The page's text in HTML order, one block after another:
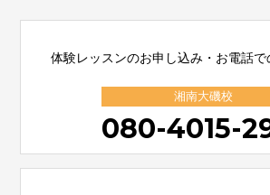
体験レッスンのお申し込み・お電話
湘南大磯校
080-4015-